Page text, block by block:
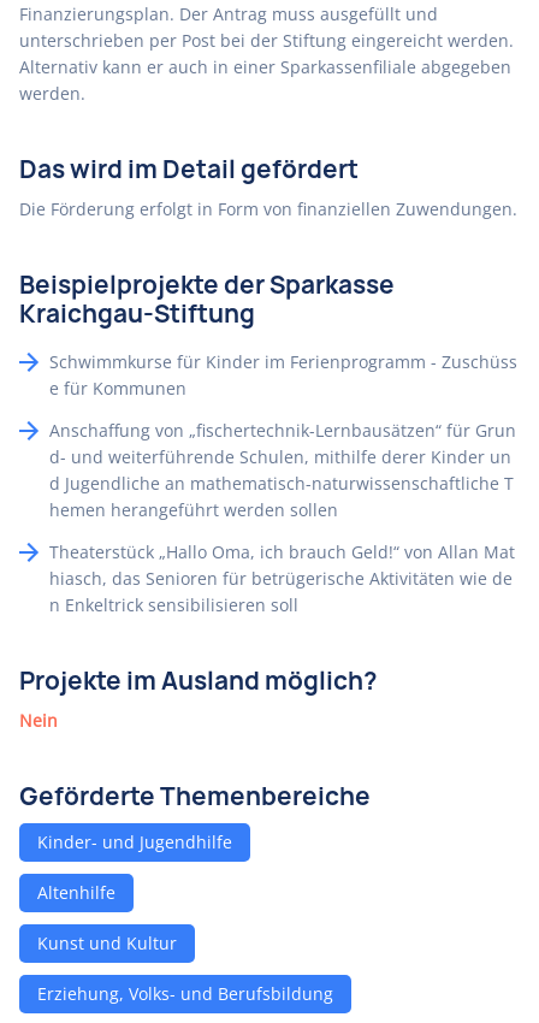
Finanzierungsplan. Der Antrag muss ausgefüllt und
unterschrieben per Post bei der Stiftung eingereicht werden.
Alternativ kann er auch in einer Sparkassenfiliale abgegeben
werden.
Das wird im Detail gefördert
Die Förderung erfolgt in Form von finanziellen Zuwendungen.
Beispielprojekte der Sparkasse
Kraichgau-Stiftung
Schwimmkurse für Kinder im Ferienprogramm - Zuschüss
e für Kommunen
Anschaffung von „fischertechnik-Lernbausätzen“ für Grun
d- und weiterführende Schulen, mithilfe derer Kinder un
d Jugendliche an mathematisch-naturwissenschaftliche T
hemen herangeführt werden sollen
Theaterstück „Hallo Oma, ich brauch Geld!“ von Allan Mat
hiasch, das Senioren für betrügerische Aktivitäten wie de
n Enkeltrick sensibilisieren soll
Projekte im Ausland möglich?
Nein
Geförderte Themenbereiche
Kinder- und Jugendhilfe
Altenhilfe
Kunst und Kultur
Erziehung, Volks- und Berufsbildung